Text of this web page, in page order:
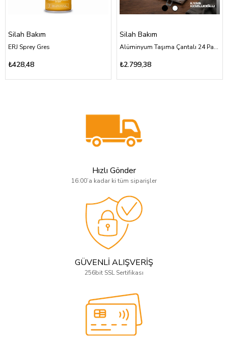
Silah Bakım
ERJ Sprey Gres
₺428,48
Silah Bakım
Alüminyum Taşıma Çantalı 24 Parça Tüfek ve Tabanca Bakım Seti
₺2.799,38
Hızlı Gönder
16:00’a kadar ki tüm siparişler
GÜVENLİ ALIŞVERİŞ
256bit SSL Sertifikası